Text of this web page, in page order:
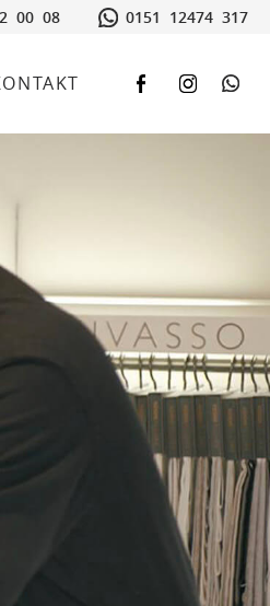
00 08 0151 12474 317